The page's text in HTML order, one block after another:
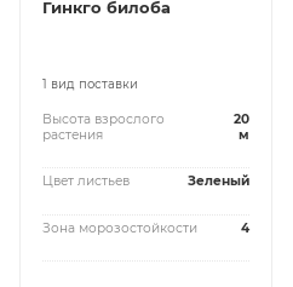
Гинкго билоба
1 вид поставки
Высота взрослого
растения
20
м
Цвет листьев Зеленый
Зона морозостойкости 4